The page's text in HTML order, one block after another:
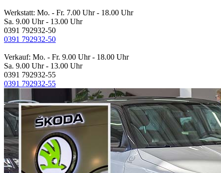
Werkstatt: Mo. - Fr. 7.00 Uhr - 18.00 Uhr
Sa. 9.00 Uhr - 13.00 Uhr
0391 792932-50
0391 792932-50
Verkauf: Mo. - Fr. 9.00 Uhr - 18.00 Uhr
Sa. 9.00 Uhr - 13.00 Uhr
0391 792932-55
0391 792932-55